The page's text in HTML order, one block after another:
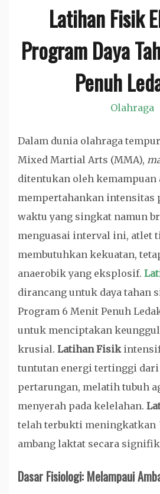
Latihan Fisik
Program Daya
Penuh
Olahraga
Dalam dunia olahraga
Mixed Martial Arts (MMA),
ditentukan oleh kemampuan
mempertahankan intensitas
waktu yang singkat namun
menguasai interval ini, atlet
membutuhkan kekuatan,
anaerobik yang eksplosif.
dirancang untuk daya tahan
Program 6 Menit Penuh
untuk menciptakan
krusial. Latihan Fisik
tuntutan energi tertinggi dari
pertarungan, melatih tubuh
menyerah pada kelelahan.
telah terbukti meningkatkan
ambang laktat secara
Dasar Fisiologi: Melampaui